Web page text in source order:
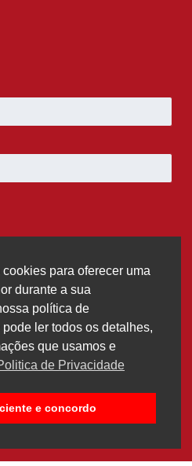
para oferecer uma
durante a sua
política de
ler todos os detalhes,
que usamos e
de Privacidade
e concordo